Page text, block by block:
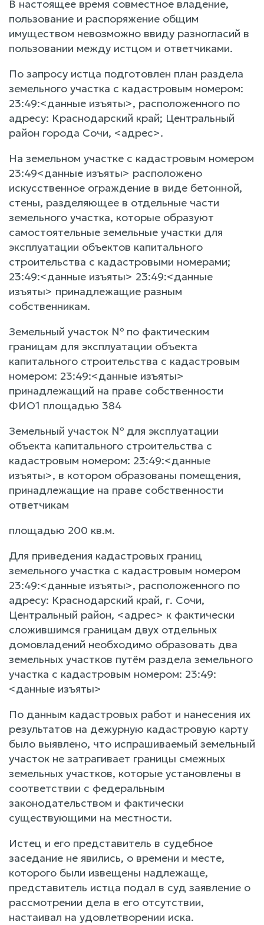
В настоящее время совместное владение,
пользование и распоряжение общим
имуществом невозможно ввиду разногласий в
пользовании между истцом и ответчиками.
По запросу истца подготовлен план раздела
земельного участка с кадастровым номером:
23:49:<данные изъяты>, расположенного по
адресу: Краснодарский край; Центральный
район города Сочи, <адрес>.
На земельном участке с кадастровым номером
23:49<данные изъяты> расположено
искусственное ограждение в виде бетонной,
стены, разделяющее в отдельные части
земельного участка, которые образуют
самостоятельные земельные участки для
эксплуатации объектов капитального
строительства с кадастровыми номерами;
23:49:<данные изъяты> 23:49:<данные
изъяты> принадлежащие разным
собственникам.
Земельный участок № по фактическим
границам для эксплуатации объекта
капитального строительства с кадастровым
номером: 23:49:<данные изъяты>
принадлежащий на праве собственности
ФИО1 площадью 384
Земельный участок № для эксплуатации
объекта капитального строительства с
кадастровым номером: 23:49:<данные
изъяты>, в котором образованы помещения,
принадлежащие на праве собственности
ответчикам
площадью 200 кв.м.
Для приведения кадастровых границ
земельного участка с кадастровым номером
23:49:<данные изъяты>, расположенного по
адресу: Краснодарский край, г. Сочи,
Центральный район, <адрес> к фактически
сложившимся границам двух отдельных
домовладений необходимо образовать два
земельных участков путём раздела земельного
участка с кадастровым номером: 23:49:
<данные изъяты>
По данным кадастровых работ и нанесения их
результатов на дежурную кадастровую карту
было выявлено, что испрашиваемый земельный
участок не затрагивает границы смежных
земельных участков, которые установлены в
соответствии с федеральным
законодательством и фактически
существующими на местности.
Истец и его представитель в судебное
заседание не явились, о времени и месте,
которого были извещены надлежаще,
представитель истца подал в суд заявление о
рассмотрении дела в его отсутствии,
настаивал на удовлетворении иска.